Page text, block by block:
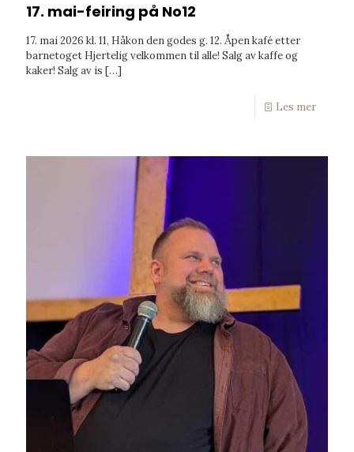
17. mai-feiring på No12
17. mai 2026 kl. 11, Håkon den godes g. 12. Åpen kafé etter
barnetoget Hjertelig velkommen til alle! Salg av kaffe og
kaker! Salg av is […]
Les mer